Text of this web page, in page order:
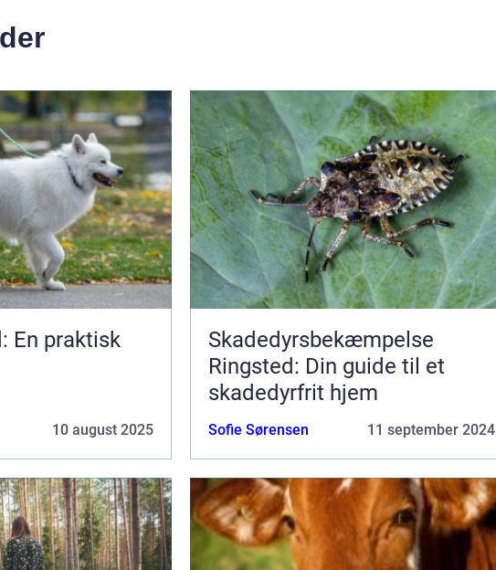
En praktisk
10 august 2025
Skadedyrsbekæmpelse
Ringsted: Din guide til et
skadedyrfrit hjem
Sofie Sørensen 11 september 2024